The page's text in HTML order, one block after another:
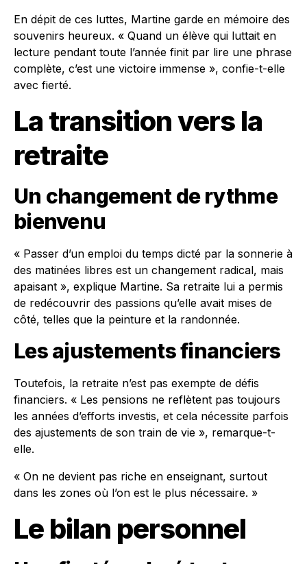
En dépit de ces luttes, Martine garde en mémoire des
souvenirs heureux. « Quand un élève qui luttait en
lecture pendant toute l’année finit par lire une phrase
complète, c’est une victoire immense », confie-t-elle
avec fierté.
La transition vers la
retraite
Un changement de rythme
bienvenu
« Passer d’un emploi du temps dicté par la sonnerie à
des matinées libres est un changement radical, mais
apaisant », explique Martine. Sa retraite lui a permis
de redécouvrir des passions qu’elle avait mises de
côté, telles que la peinture et la randonnée.
Les ajustements financiers
Toutefois, la retraite n’est pas exempte de défis
financiers. « Les pensions ne reflètent pas toujours
les années d’efforts investis, et cela nécessite parfois
des ajustements de son train de vie », remarque-t-
elle.
« On ne devient pas riche en enseignant, surtout
dans les zones où l’on est le plus nécessaire. »
Le bilan personnel